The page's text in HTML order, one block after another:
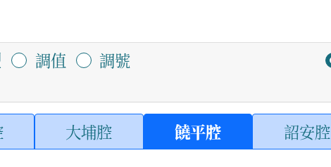
調值 調號
大埔腔 饒平腔 詔安腔